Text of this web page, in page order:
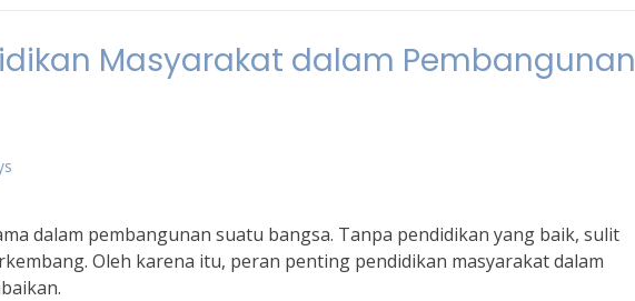
Masyarakat dalam Pembangunan
dalam pembangunan suatu bangsa. Tanpa pendidikan yang baik, sulit
Oleh karena itu, peran penting pendidikan masyarakat dalam